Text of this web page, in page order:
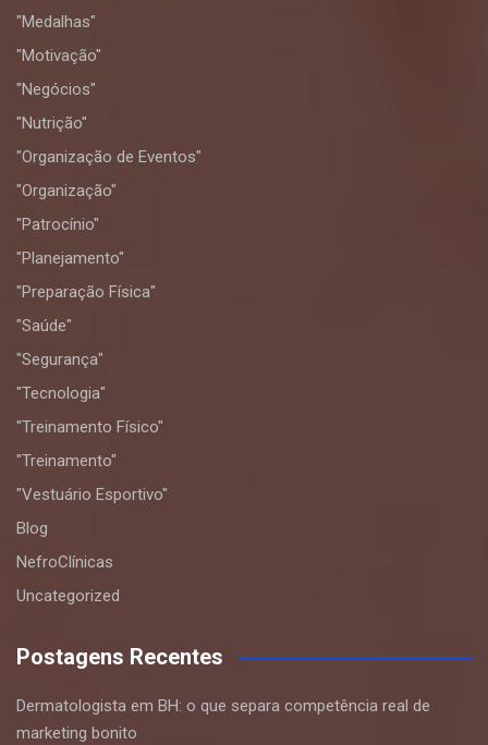
"Medalhas"
"Motivação"
"Negócios"
"Nutrição"
"Organização de Eventos"
"Organização"
"Patrocínio"
"Planejamento"
"Preparação Física"
"Saúde"
"Segurança"
"Tecnologia"
"Treinamento Físico"
"Treinamento"
"Vestuário Esportivo"
Blog
NefroClínicas
Uncategorized
Postagens Recentes
Dermatologista em BH: o que separa competência real de
marketing bonito